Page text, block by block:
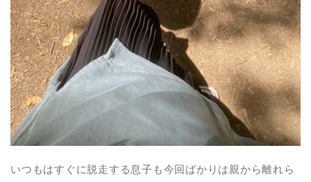
いつもはすぐに脱走する息子も今回ばかりは親から離れら